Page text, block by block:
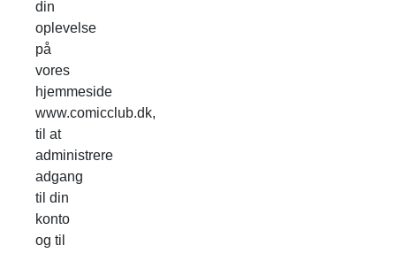
din
oplevelse
på
vores
hjemmeside
www.comicclub.dk,
til at
administrere
adgang
til din
konto
og til